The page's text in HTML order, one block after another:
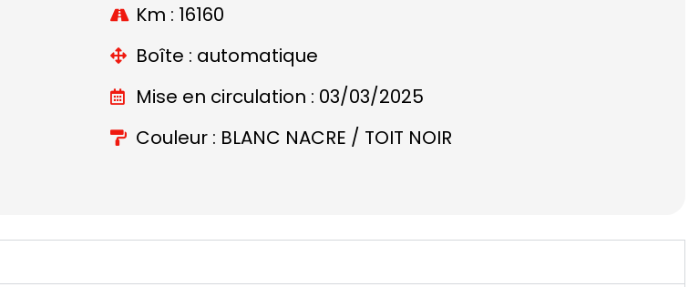
Km : 16160
Boîte : automatique
Mise en circulation : 03/03/2025
Couleur : BLANC NACRE / TOIT NOIR